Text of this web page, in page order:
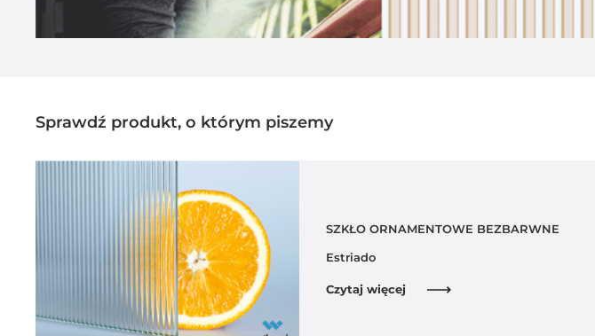
Sprawdź produkt, o którym piszemy
SZKŁO ORNAMENTOWE BEZBARWNE
Estriado
Czytaj więcej